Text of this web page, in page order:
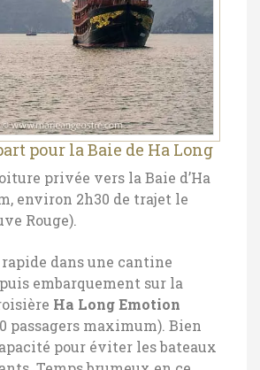
pour la Baie de Ha Long
privée vers la Baie d’Ha
environ 2h30 de trajet le
Rouge).
dans une cantine
embarquement sur la
Ha Long Emotion
passagers maximum). Bien
pour éviter les bateaux